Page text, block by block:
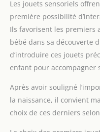
Les jouets sensoriels
première possibilité
Ils favorisent les premiers
bébé dans sa découverte
d’introduire ces jouets
enfant pour accompagner
Après avoir souligné
la naissance, il convient
choix de ces derniers